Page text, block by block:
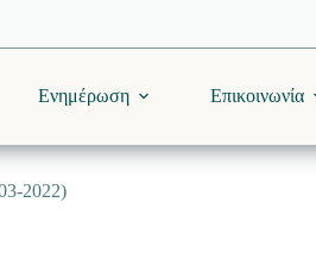
Ενημέρωση Επικοινωνία
2022)